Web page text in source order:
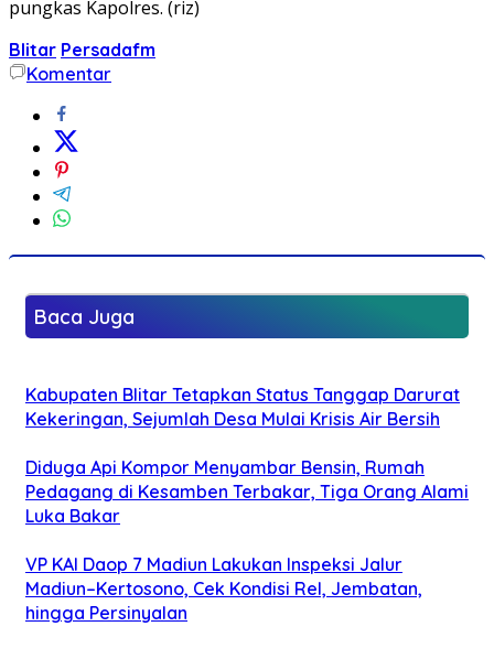
pungkas Kapolres. (riz)
Blitar Persadafm
Komentar
Baca Juga
Kabupaten Blitar Tetapkan Status Tanggap Darurat
Kekeringan, Sejumlah Desa Mulai Krisis Air Bersih
Diduga Api Kompor Menyambar Bensin, Rumah
Pedagang di Kesamben Terbakar, Tiga Orang Alami
Luka Bakar
VP KAI Daop 7 Madiun Lakukan Inspeksi Jalur
Madiun–Kertosono, Cek Kondisi Rel, Jembatan,
hingga Persinyalan